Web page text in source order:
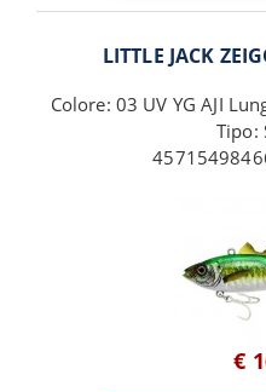
LITTLE JACK
Colore: 03 UV YG AJI
Tipo:
€